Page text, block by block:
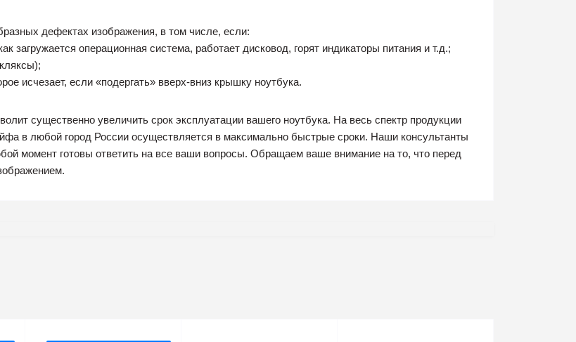
дефектах изображения, в том числе, если:
операционная система, работает дисковод, горят индикаторы питания и т.д.;
исчезает, если «подергать» вверх-вниз крышку ноутбука.
существенно увеличить срок эксплуатации вашего ноутбука. На весь спектр продукции
в любой город России осуществляется в максимально быстрые сроки. Наши консультанты
момент готовы ответить на все ваши вопросы. Обращаем ваше внимание на то, что перед